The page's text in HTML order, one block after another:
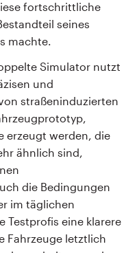
fortschrittliche
seines
machte.
Simulator nutzt
und
straßeninduzierten
erzeugt werden, die
ähnlich sind,
die Bedingungen
im täglichen
Testprofis eine klarere
Fahrzeuge letztlich